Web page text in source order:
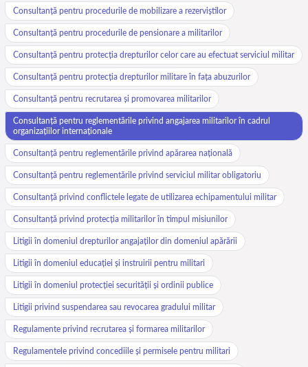
Consultanță pentru procedurile de mobilizare a rezerviștilor
Consultanță pentru procedurile de pensionare a militarilor
Consultanță pentru protecția drepturilor celor care au efectuat serviciul militar
Consultanță pentru protecția drepturilor militare în fața abuzurilor
Consultanță pentru recrutarea și promovarea militarilor
Consultanță pentru reglementările privind angajarea militarilor în cadrul
organizațiilor internaționale
Consultanță pentru reglementările privind apărarea națională
Consultanță pentru reglementările privind serviciul militar obligatoriu
Consultanță privind conflictele legate de utilizarea echipamentului militar
Consultanță privind protecția militarilor în timpul misiunilor
Litigii în domeniul drepturilor angajaților din domeniul apărării
Litigii în domeniul educației și instruirii pentru militari
Litigii în domeniul protecției securității și ordinii publice
Litigii privind suspendarea sau revocarea gradului militar
Regulamente privind recrutarea și formarea militarilor
Regulamentele privind concediile și permisele pentru militari